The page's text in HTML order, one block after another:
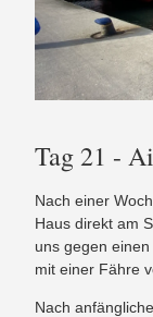
Tag 21 -
Nach einer
Haus direkt am
uns gegen
mit einer Fähre
Nach